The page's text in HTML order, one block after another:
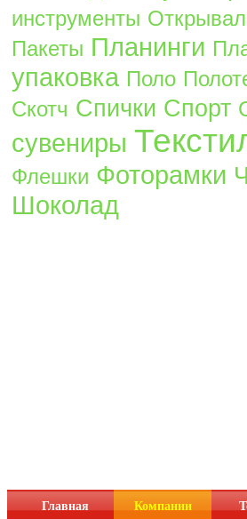
инструменты
Пакеты Планинги
упаковка Поло
Скотч Спички Спорт
сувениры
Флешки Фоторамки
Шоколад
Главная Компании